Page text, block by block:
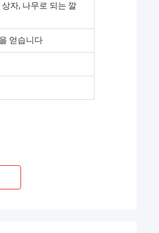
자, 나무로 되는 깔
얻습니다